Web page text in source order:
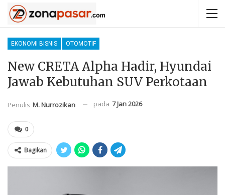
EKONOMI BISNIS OTOMOTIF
New CRETA Alpha Hadir, Hyundai
Jawab Kebutuhan SUV Perkotaan
Penulis M. Nurrozikan pada 7 Jan 2026
0
Bagikan